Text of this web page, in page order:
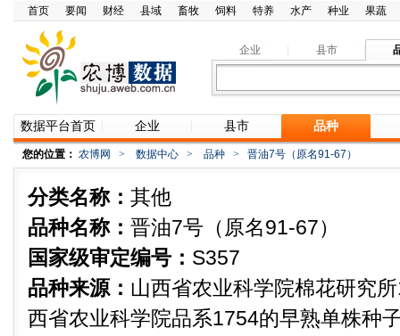
首页 要闻 财经 县域 畜牧 饲料 特养 水产 种业 果蔬
企业 县市
数据平台首页 企业 县市 品种
您的位置： 农博网 > 数据中心 > 品种 > 晋油7号（原名91-67）
分类名称： 其他
品种名称： 晋油7号（原名91-67）
国家级审定编号： S357
品种来源： 山西省农业科学院棉花研究
西省农业科学院品系1754的早熟单株种